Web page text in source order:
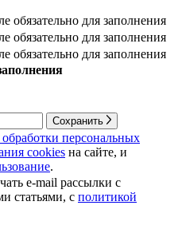
обязательно для заполнения
обязательно для заполнения
обязательно для заполнения
Сохранить
персональных
cookies на сайте, и
.
e-mail рассылки с
статьями, с политикой